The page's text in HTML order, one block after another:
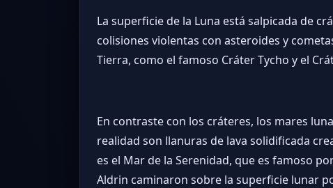
La superficie de la Luna está salpicada de
colisiones violentas con asteroides y
Tierra, como el famoso Cráter Tycho y el
En contraste con los cráteres, los mares
realidad son llanuras de lava solidificada
es el Mar de la Serenidad, que es famoso
Aldrin caminaron sobre la superficie lunar